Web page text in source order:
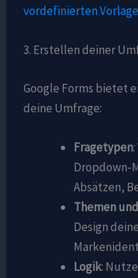
vordefinierten
3. Erstellen deiner
Google Forms bietet
deine Umfrage:
Fragetypen
Dropdown-
Absätzen,
Themen
Design
Logik: